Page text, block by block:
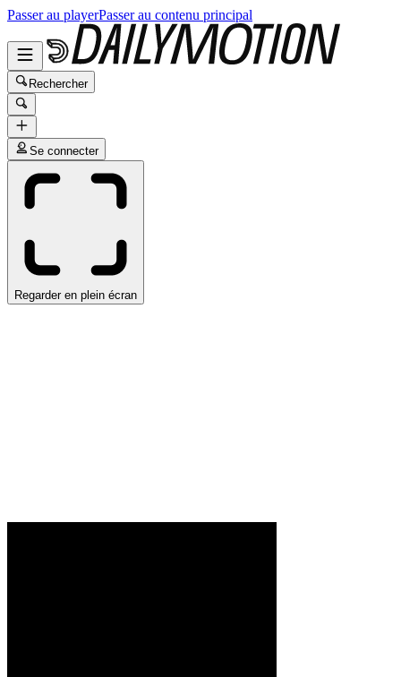
Passer au playerPasser au contenu principal
Rechercher
Se connecter
Regarder en plein écran